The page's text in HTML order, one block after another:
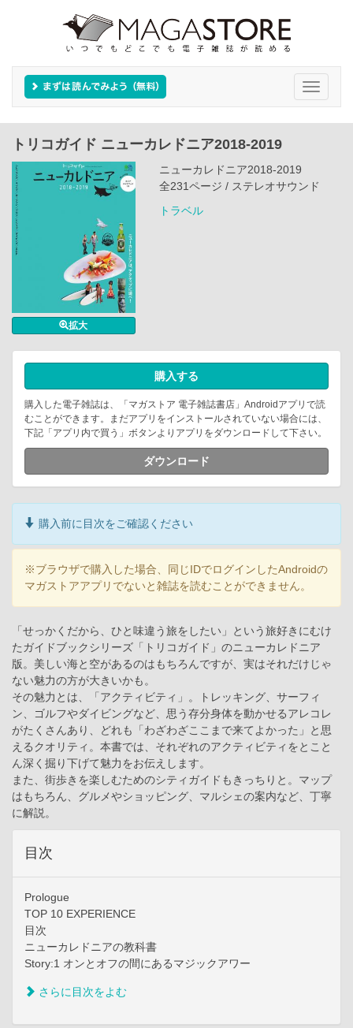
Toggle
トリコガイド ニューカレドニア2018-2019
拡大
ニューカレドニア2018-2019
全231ページ / ステレオサウンド
トラベル
購入する
購入した電子雑誌は、「マガストア 電子雑誌書店」Androidアプリで読
むことができます。まだアプリをインストールされていない場合には、
下記「アプリ内で買う」ボタンよりアプリをダウンロードして下さい。
ダウンロード
購入前に目次をご確認ください
※ブラウザで購入した場合、同じIDでログインしたAndroidの
マガストアアプリでないと雑誌を読むことができません。
「せっかくだから、ひと味違う旅をしたい」という旅好きにむけ
たガイドブックシリーズ「トリコガイド」のニューカレドニア
版。美しい海と空があるのはもちろんですが、実はそれだけじゃ
ない魅力の方が大きいかも。
その魅力とは、「アクティビティ」。トレッキング、サーフィ
ン、ゴルフやダイビングなど、思う存分身体を動かせるアレコレ
がたくさんあり、どれも「わざわざここまで来てよかった」と思
えるクオリティ。本書では、それぞれのアクティビティをとこと
ん深く掘り下げて魅力をお伝えします。
また、街歩きを楽しむためのシティガイドもきっちりと。マップ
はもちろん、グルメやショッピング、マルシェの案内など、丁寧
に解説。
目次
Prologue
TOP 10 EXPERIENCE
目次
ニューカレドニアの教科書
Story:1 オンとオフの間にあるマジックアワー
さらに目次をよむ